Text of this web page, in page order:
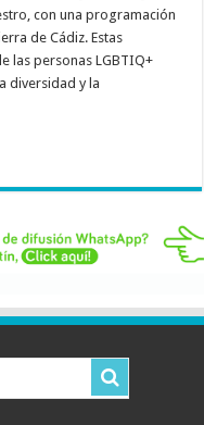
con una programación
de Cádiz. Estas
las personas LGBTIQ+
diversidad y la